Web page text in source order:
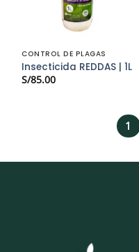
CONTROL DE PLAGAS
Insecticida REDDAS | 1L
S/85.00
1